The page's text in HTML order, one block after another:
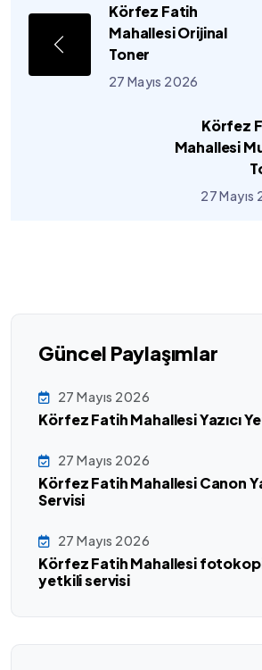
Körfez Fatih
Mahallesi Orijinal
Toner
27 Mayıs 2026
Körfez
Mahallesi
27 Mayıs
Güncel Paylaşımlar
27 Mayıs 2026
Körfez Fatih Mahallesi Yazıcı
27 Mayıs 2026
Körfez Fatih Mahallesi Canon
Servisi
27 Mayıs 2026
Körfez Fatih Mahallesi
yetkili servisi